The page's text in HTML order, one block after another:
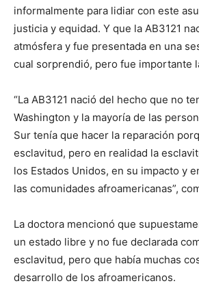
informalmente para lidiar con este
justicia y equidad. Y que la AB3121
atmósfera y fue presentada en una
cual sorprendió, pero fue importante
“La AB3121 nació del hecho que no
Washington y la mayoría de las
Sur tenía que hacer la reparación
esclavitud, pero en realidad la
los Estados Unidos, en su impacto y
las comunidades afroamericanas”,
La doctora mencionó que
un estado libre y no fue declarada
esclavitud, pero que había muchas
desarrollo de los afroamericanos.